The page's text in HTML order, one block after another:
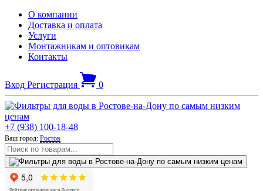
О компании
Доставка и оплата
Услуги
Монтажникам и оптовикам
Контакты
Вход Регистрация 0
+7 (938) 100-18-48
Ваш город: Ростов